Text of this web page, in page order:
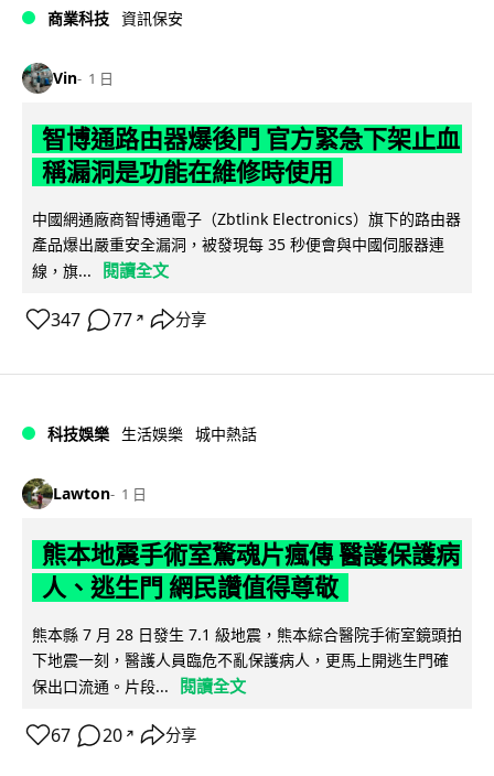
商業科技 資訊保安
Vin 1 日
智博通路由器爆後門 官方緊急下架止血
稱漏洞是功能在維修時使用
中國網通廠商智博通電子（Zbtlink Electronics）旗下的路由器
產品爆出嚴重安全漏洞，被發現每 35 秒便會與中國伺服器連
線，旗...
閱讀全文
347 77 ↗ 分享
科技娛樂 生活娛樂 城中熱話
Lawton 1 日
熊本地震手術室驚魂片瘋傳 醫護保護病
人、逃生門 網民讚值得尊敬
熊本縣 7 月 28 日發生 7.1 級地震，熊本綜合醫院手術室鏡頭拍
下地震一刻，醫護人員臨危不亂保護病人，更馬上開逃生門確
保出口流通。片段...
閱讀全文
67 20 ↗ 分享